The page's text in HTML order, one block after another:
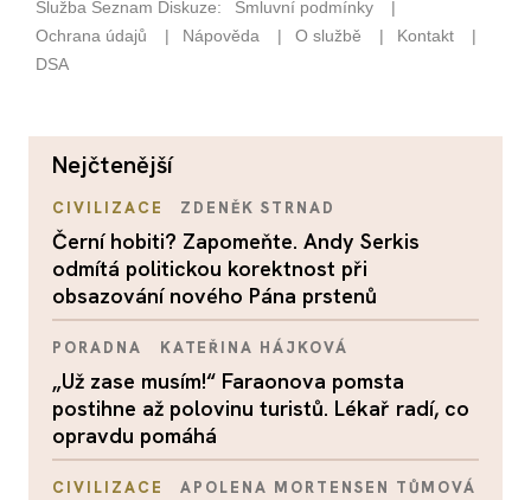
nejčtenější
CIVILIZACE ZDENĚK STRNAD
Černí hobiti? Zapomeňte. Andy Serkis
odmítá politickou korektnost při
obsazování nového Pána prstenů
PORADNA KATEŘINA HÁJKOVÁ
„Už zase musím!“ Faraonova pomsta
postihne až polovinu turistů. Lékař radí, co
opravdu pomáhá
CIVILIZACE APOLENA MORTENSEN TŮMOVÁ